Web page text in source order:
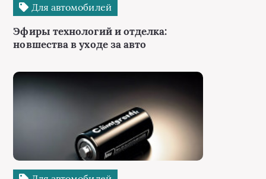
Для автомобилей
Эфиры технологий и отделка:
новшества в уходе за авто